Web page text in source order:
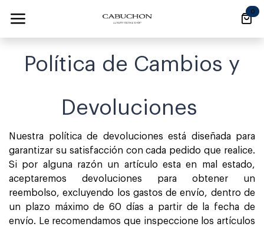
0
Política de Cambios y
Devoluciones
Nuestra política de devoluciones está diseñada para
garantizar su satisfacción con cada pedido que realice.
Si por alguna razón un artículo esta en mal estado,
aceptaremos devoluciones para obtener un
reembolso, excluyendo los gastos de envío, dentro de
un plazo máximo de 60 días a partir de la fecha de
envío. Le recomendamos que inspeccione los artículos